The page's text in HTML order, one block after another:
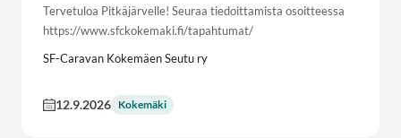
Tervetuloa Pitkäjärvelle! Seuraa tiedoittamista osoitteessa
https://www.sfckokemaki.fi/tapahtumat/
SF-Caravan Kokemäen Seutu ry
12.9.2026 Kokemäki